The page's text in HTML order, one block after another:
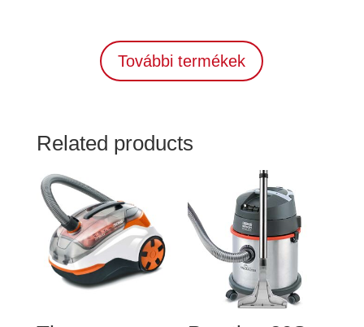
További termékek
Related products